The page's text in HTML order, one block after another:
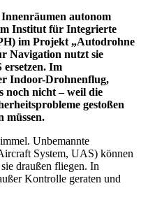
autonom
Institut für Integrierte
im Projekt „Autodrohne
Navigation nutzt sie
ersetzen. Im
Indoor-Drohnenflug,
noch nicht – weil die
gestoßen
müssen.
Unbemannte
System, UAS) können
draußen fliegen. In
Kontrolle geraten und